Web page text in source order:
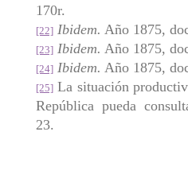
170r.
[22] Ibidem. Año 1875,
[23] Ibidem. Año 1875,
[24] Ibidem. Año 1875,
[25] La situación
República pueda
23.